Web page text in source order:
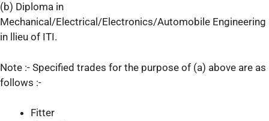
(b) Diploma in
Mechanical/Electrical/Electronics/Automobile Engineering
in llieu of ITI.
Note :- Specified trades for the purpose of (a) above are as
follows :-
Fitter